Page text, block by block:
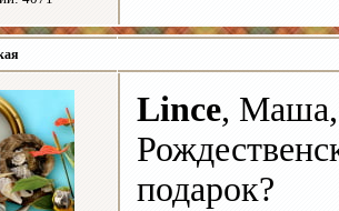
Lince, Маша,
подарок?